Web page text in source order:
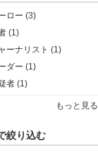
ロー (3)
(1)
ーナリスト (1)
ダー (1)
者 (1)
もっと見る
絞り込む